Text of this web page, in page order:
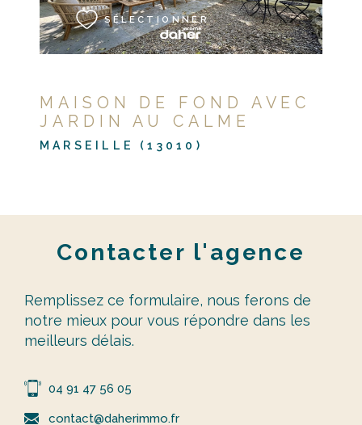
MAISON DE FOND AVEC
JARDIN AU CALME
MARSEILLE (13010)
SÉLECTIONNER
Contacter l'agence
Remplissez ce formulaire, nous ferons de
notre mieux pour vous répondre dans les
meilleurs délais.
04 91 47 56 05
contact@daherimmo.fr